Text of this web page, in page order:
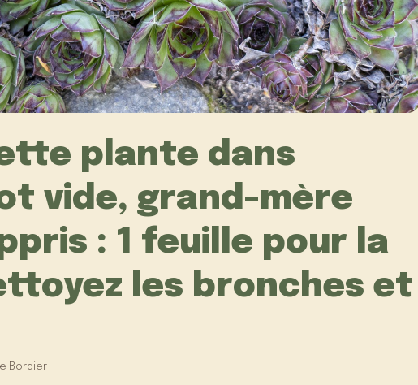
plante dans
vide, grand-mère
: 1 feuille pour la
les bronches et
Bordier